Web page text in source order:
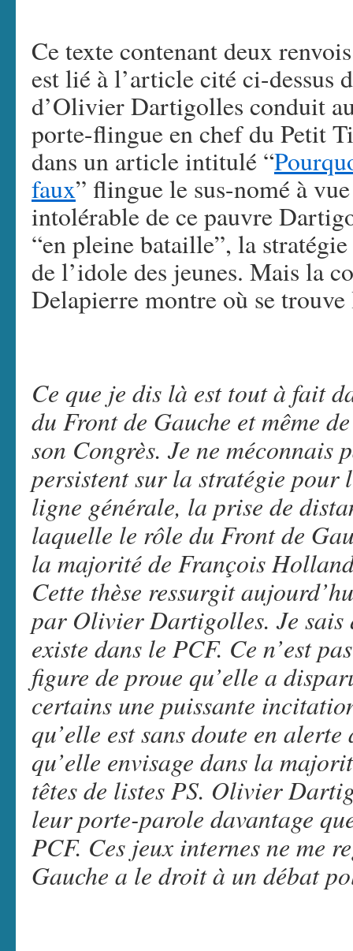
Ce texte contenant deux
est lié à l’article cité ci-dessus
d’Olivier Dartigolles conduit
porte-flingue en chef du Petit
dans un article intitulé “
faux” flingue le sus-nomé à
intolérable de ce pauvre
“en pleine bataille”, la
de l’idole des jeunes. Mais la
Delapierre montre où se
Ce que je dis là est tout à fait
du Front de Gauche et même
son Congrès. Je ne méconnais
persistent sur la stratégie pour
ligne générale, la prise de
laquelle le rôle du Front de
la majorité de François
Cette thèse ressurgit
par Olivier Dartigolles. Je sais
existe dans le PCF. Ce n’est
figure de proue qu’elle a
certains une puissante
qu’elle est sans doute en
qu’elle envisage dans la
têtes de listes PS. Olivier
leur porte-parole davantage
PCF. Ces jeux internes ne me
Gauche a le droit à un débat